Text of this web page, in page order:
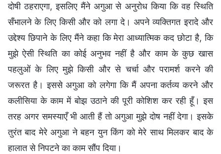
दोषी ठहराएगा, इसलिए मैंने अगुआ से अनुरोध किया कि वह स्थिति
सँभालने के लिए किसी और को लगा दे। अपने व्यक्तिगत इरादे और
उद्देश्य छिपाने के लिए मैंने कहा कि मेरा आध्यात्मिक कद छोटा है, कि
मुझे ऐसी स्थिति का कोई अनुभव नहीं है और काम के कुछ खास
पहलुओं के लिए मुझे किसी और से चर्चा और परामर्श करने की
जरूरत है। इससे अगुआ को लगेगा कि मैं अपना कर्तव्य करने और
कलीसिया के काम में बोझ उठाने की पूरी कोशिश कर रही हूँ। इस
तरह अगर समस्याएँ भी आती हैं तो अगुआ मुझे दोष नहीं देगा। इसके
तुरंत बाद मेरे अगुआ ने बहन युन किंग को मेरे साथ मिलकर बाद के
हालात से निपटने का काम सौंप दिया।